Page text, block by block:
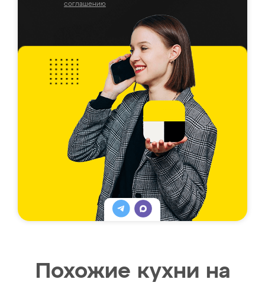
соглашению
Похожие кухни на